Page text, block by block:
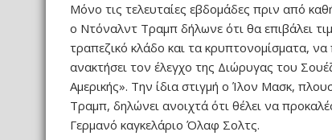
Μόνο τις τελευταίες εβδομάδες πριν από
ο Ντόναλντ Τραμπ δήλωνε ότι θα επιβάλει
τραπεζικό κλάδο και τα κρυπτονομίσματα,
ανακτήσει τον έλεγχο της Διώρυγας του
Αμερικής». Την ίδια στιγμή ο Ίλον Μασκ,
Τραμπ, δηλώνει ανοιχτά ότι θέλει να
Γερμανό καγκελάριο Όλαφ Σολτς.